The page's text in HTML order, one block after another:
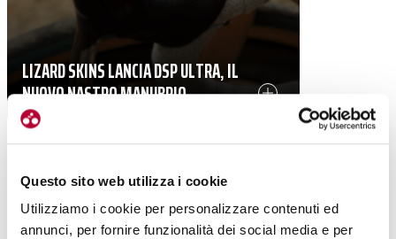
Questo sito web utilizza i cookie
Utilizziamo i cookie per personalizzare contenuti ed
annunci, per fornire funzionalità dei social media e per
LIZARD SKINS LANCIA DSP ULTRA, IL
NUOVO NASTRO MANUBRIO